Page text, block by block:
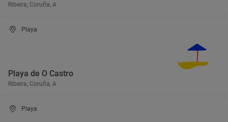
Ribeira, Coruña, A
Playa
Playa de O Castro
Ribeira, Coruña, A
Playa